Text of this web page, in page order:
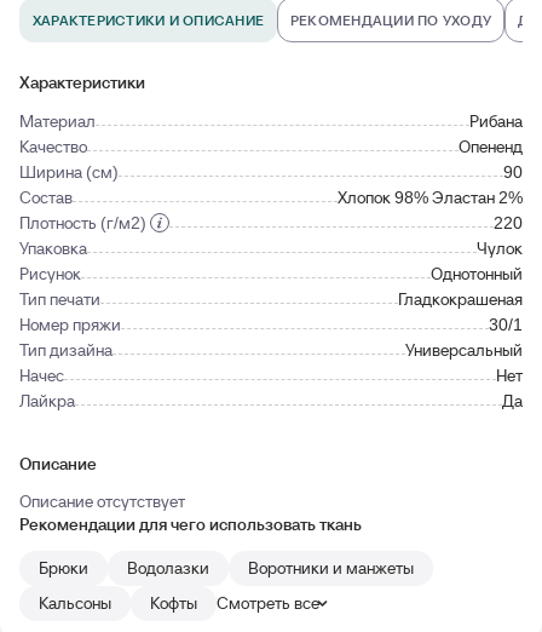
ХАРАКТЕРИСТИКИ И ОПИСАНИЕ РЕКОМЕНДАЦИИ ПО УХОДУ
Характеристики
Материал
Рибана
Качество
Опененд
Ширина (см)
90
Состав
Хлопок 98% Эластан 2%
Плотность (г/м2)
220
Упаковка
Чулок
Рисунок
Однотонный
Тип печати
Гладкокрашеная
Номер пряжи
30/1
Тип дизайна
Универсальный
Начес
Нет
Лайкра
Да
Описание
Описание отсутствует
Рекомендации для чего использовать ткань
Брюки
Водолазки
Воротники и манжеты
Кальсоны
Кофты Смотреть все